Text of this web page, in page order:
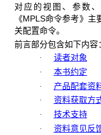
对应的视图、参数
《MPLS命令参考》
关配置命令。
前言部分包含如下内容：
· 读者对象
· 本书约定
· 产品配套资
· 资料获取方
· 技术支持
· 资料意见反